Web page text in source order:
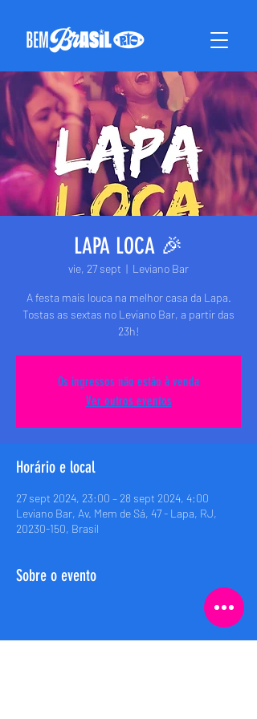
LAPA LOCA 🎉
vie, 27 sept
  |
Leviano Bar
A festa mais louca na melhor casa da Lapa.
Tostas as sextas no Leviano Bar, a partir das
23h!
Os ingressos não estão à venda
Ver outros eventos
Horário e local
27 sept 2024, 23:00 – 28 sept 2024, 4:00
Leviano Bar, Av. Mem de Sá, 47 - Lapa, RJ,
20230-150, Brasil
Sobre o evento